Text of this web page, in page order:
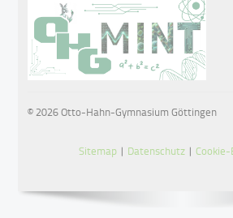
© 2026 Otto-Hahn-Gymnasium Göttingen
Sitemap | Datenschutz |